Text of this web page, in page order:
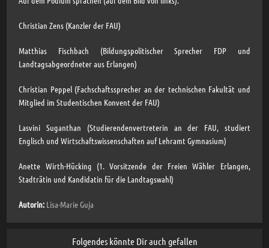
Christian Zens (Kanzler der FAU)
Matthias Fischbach (Bildungspolitischer Sprecher FDP und
Landtagsabgeordneter aus Erlangen)
Christian Peppel (Fachschaftssprecher an der technischen Fakultät und
Mitglied im Studentischen Konvent der FAU)
Lasvini Suganthan (Studierendenvertreterin an der FAU, studiert
Englisch und Wirtschaftswissenschaften auf Lehramt Gymnasium)
Anette Wirth-Hücking (1. Vorsitzende der Freien Wähler Erlangen,
Stadträtin und Kandidatin für die Landtagswahl)
Autorin: Lisa-Marie Guja
Folgendes könnte Dir auch gefallen